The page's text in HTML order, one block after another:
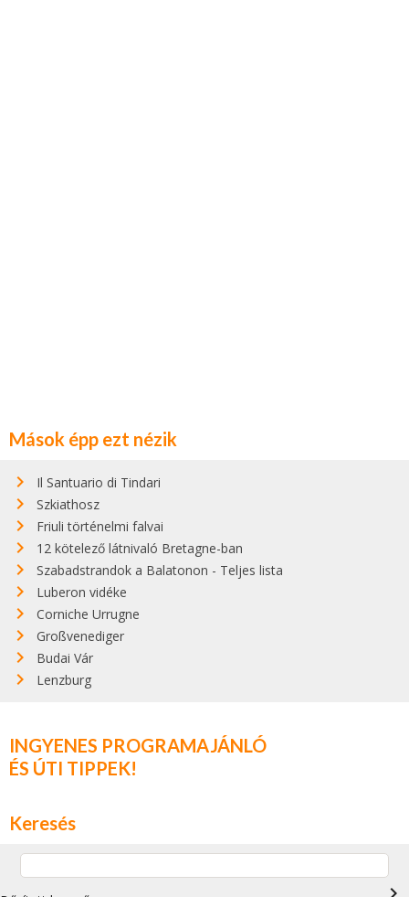
Mások épp ezt nézik
Il Santuario di Tindari
Szkiathosz
Friuli történelmi falvai
12 kötelező látnivaló Bretagne-ban
Szabadstrandok a Balatonon - Teljes lista
Luberon vidéke
Corniche Urrugne
Großvenediger
Budai Vár
Lenzburg
INGYENES PROGRAMAJÁNLÓ
ÉS ÚTI TIPPEK!
Keresés